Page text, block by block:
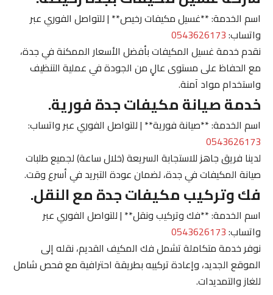
اسم الخدمة: **غسيل مكيفات رخيص** | للتواصل الفوري عبر
واتساب:0543626173
نقدم خدمة غسيل المكيفات بأفضل الأسعار الممكنة في جدة،
مع الحفاظ على مستوى عالٍ من الجودة في عملية التنظيف
واستخدام مواد آمنة.
خدمة صيانة مكيفات جدة فورية.
اسم الخدمة: **صيانة فورية** | للتواصل الفوري عبر واتساب:
0543626173
لدينا فريق جاهز للاستجابة السريعة (خلال ساعة) لجميع طلبات
صيانة المكيفات في جدة، لضمان عودة التبريد في أسرع وقت.
فك وتركيب مكيفات جدة مع النقل.
اسم الخدمة: **فك وتركيب ونقل** | للتواصل الفوري عبر
واتساب:0543626173
نوفر خدمة متكاملة تشمل فك المكيف القديم، نقله إلى
الموقع الجديد، وإعادة تركيبه بطريقة احترافية مع فحص شامل
للغاز والتمديدات.